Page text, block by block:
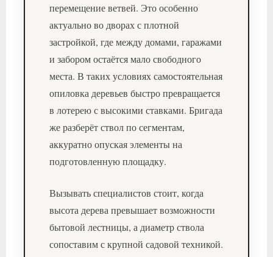
перемещение ветвей. Это особенно
актуально во дворах с плотной
застройкой, где между домами, гаражами
и забором остаётся мало свободного
места. В таких условиях самостоятельная
опиловка деревьев быстро превращается
в лотерею с высокими ставками. Бригада
же разберёт ствол по сегментам,
аккуратно опуская элементы на
подготовленную площадку.
Вызывать специалистов стоит, когда
высота дерева превышает возможности
бытовой лестницы, а диаметр ствола
сопоставим с крупной садовой техникой.